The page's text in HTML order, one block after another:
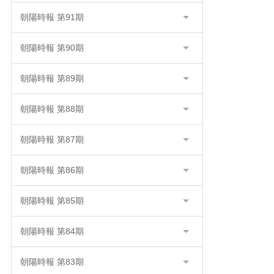
朝陽時報 第91期
朝陽時報 第90期
朝陽時報 第89期
朝陽時報 第88期
朝陽時報 第87期
朝陽時報 第86期
朝陽時報 第85期
朝陽時報 第84期
朝陽時報 第83期